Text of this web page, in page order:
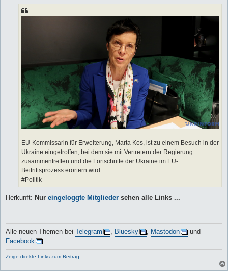
EU-Kommissarin für Erweiterung, Marta Kos, ist zu einem Besuch in der
Ukraine eingetroffen, bei dem sie mit Vertretern der Regierung
zusammentreffen und die Fortschritte der Ukraine im EU-
Beitrittsprozess erörtern wird.
#Politik
Herkunft: Nur eingeloggte Mitglieder sehen alle Links ...
Alle neuen Themen bei Telegram , Bluesky , Mastodon
und
Facebook
Zeige direkte Links zum Beitrag